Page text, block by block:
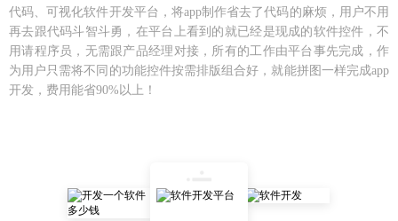
代码、可视化软件开发平台，将app制作省去了代码的麻烦，用户不用
再去跟代码斗智斗勇，在平台上看到的就已经是现成的软件控件，不
用请程序员，无需跟产品经理对接，所有的工作由平台事先完成，作
为用户只需将不同的功能控件按需排版组合好，就能拼图一样完成app
开发，费用能省90%以上！